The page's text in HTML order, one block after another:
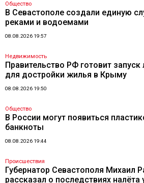
Общество
В Севастополе создали единую
реками и водоемами
08.08.2026 19:57
Недвижимость
Правительство РФ готовит запуск
для достройки жилья в Крыму
08.08.2026 19:50
Общество
В России могут появиться
банкноты
08.08.2026 19:44
Происшествия
Губернатор Севастополя Михаил
рассказал о последствиях налёта